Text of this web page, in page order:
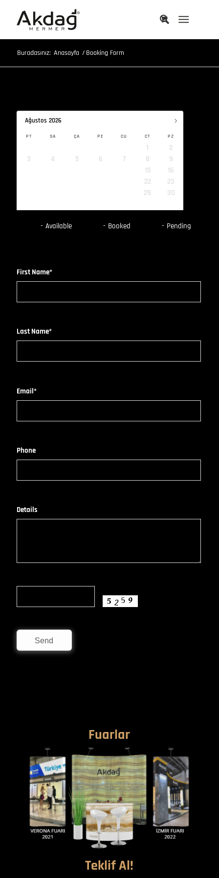
Buradasınız: Anasayfa / Booking Form
›
Ağustos 2026
PT SA ÇA PE CU CT PZ
1
2
3
4 5 6 7 8
9
15
16
22
23
29
30
- Available - Booked - Pending
First Name*
Last Name*
Email*
Phone
Details
Send
Fuarlar
Teklif Al!